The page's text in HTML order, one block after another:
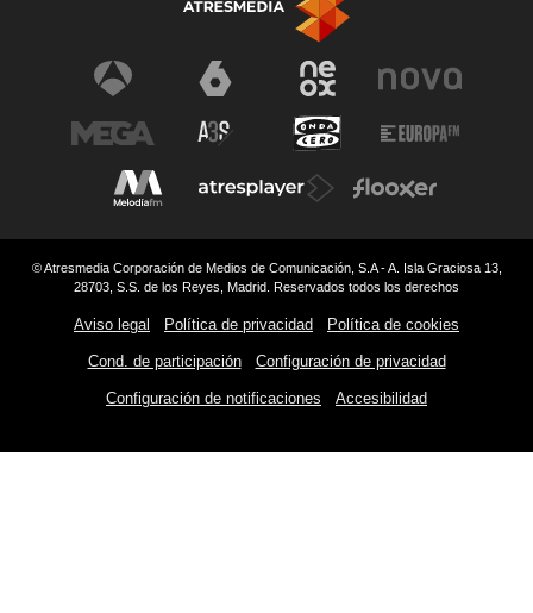
© Atresmedia Corporación de Medios de Comunicación, S.A - A. Isla Graciosa 13,
28703, S.S. de los Reyes, Madrid. Reservados todos los derechos
Aviso legal Política de privacidad Política de cookies
Cond. de participación Configuración de privacidad
Configuración de notificaciones Accesibilidad